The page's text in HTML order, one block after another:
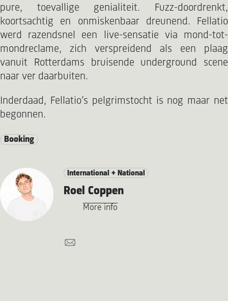
pure, toevallige genialiteit. Fuzz-doordrenkt,
koortsachtig en onmiskenbaar dreunend. Fellatio
werd razendsnel een live-sensatie via mond-tot-
mondreclame, zich verspreidend als een plaag
vanuit Rotterdams bruisende underground scene
naar ver daarbuiten.
Inderdaad, Fellatio’s pelgrimstocht is nog maar net
begonnen.
Booking
International + National
Roel Coppen
More info